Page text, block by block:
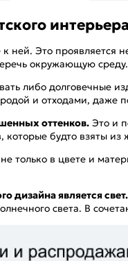
интерьера
ней. Это проявляется
окружающую
либо долговечные
и отходами, даже
оттенков. Это и
которые будто взяты
не только в цвете и
дизайна является свет.
света. В